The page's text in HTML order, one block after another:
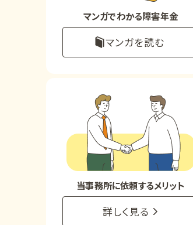
事務所について
お客様からの感謝のお手紙
で受給相談をする
マンガでわかる障害年金
マンガを読む
当事務所に依頼するメリット
詳しく見る